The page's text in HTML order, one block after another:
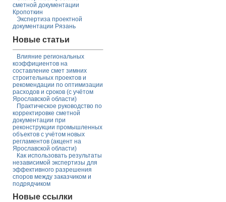
сметной документации
Кропоткин
Экспертиза проектной
документации Рязань
Новые статьи
Влияние региональных
коэффициентов на
составление смет зимних
строительных проектов и
рекомендации по оптимизации
расходов и сроков (с учётом
Ярославской области)
Практическое руководство по
корректировке сметной
документации при
реконструкции промышленных
объектов с учётом новых
регламентов (акцент на
Ярославской области)
Как использовать результаты
независимой экспертизы для
эффективного разрешения
споров между заказчиком и
подрядчиком
Новые ссылки